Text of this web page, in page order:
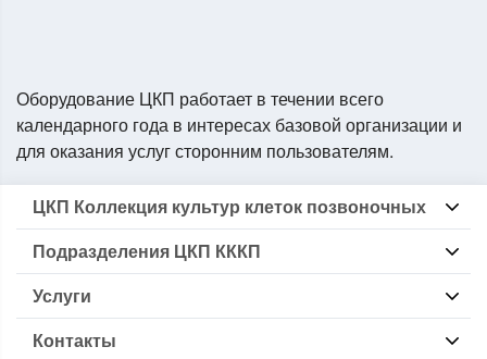
Оборудование ЦКП работает в течении всего
календарного года в интересах базовой организации и
для оказания услуг сторонним пользователям.
ЦКП Коллекция культур клеток позвоночных
Информация о ЦКП КККП
Локальные нормативные
Перечень оборудования
Основные направления исследований
Подразделения ЦКП КККП
Группа БКККП
Группа Криокомплекс
Группа Стерилизации
Услуги
Выдача образцов клеточных линий
Депонирование авторских клеточных линий
Контакты